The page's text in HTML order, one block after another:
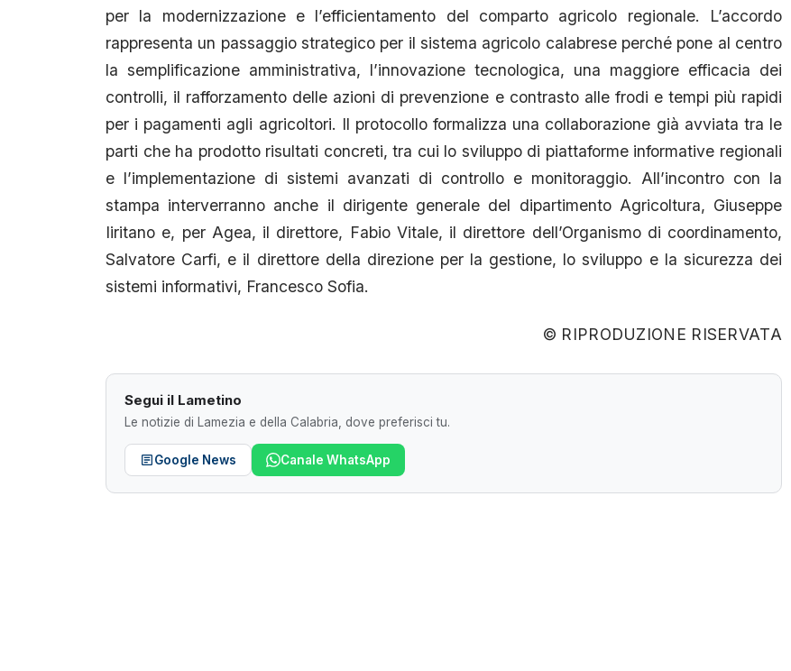
per la modernizzazione e l’efficientamento del comparto agricolo regionale. L’accordo
rappresenta un passaggio strategico per il sistema agricolo calabrese perché pone al centro
la semplificazione amministrativa, l’innovazione tecnologica, una maggiore efficacia dei
controlli, il rafforzamento delle azioni di prevenzione e contrasto alle frodi e tempi più rapidi
per i pagamenti agli agricoltori. Il protocollo formalizza una collaborazione già avviata tra le
parti che ha prodotto risultati concreti, tra cui lo sviluppo di piattaforme informative regionali
e l’implementazione di sistemi avanzati di controllo e monitoraggio. All’incontro con la
stampa interverranno anche il dirigente generale del dipartimento Agricoltura, Giuseppe
Iiritano e, per Agea, il direttore, Fabio Vitale, il direttore dell’Organismo di coordinamento,
Salvatore Carfi, e il direttore della direzione per la gestione, lo sviluppo e la sicurezza dei
sistemi informativi, Francesco Sofia.
© RIPRODUZIONE RISERVATA
Segui il Lametino
Le notizie di Lamezia e della Calabria, dove preferisci tu.
Google News Canale WhatsApp